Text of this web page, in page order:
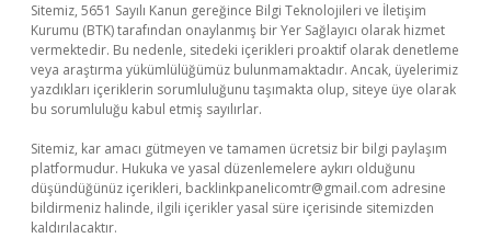
Sitemiz, 5651 Sayılı Kanun gereğince Bilgi Teknolojileri ve İletişim
Kurumu (BTK) tarafından onaylanmış bir Yer Sağlayıcı olarak hizmet
vermektedir. Bu nedenle, sitedeki içerikleri proaktif olarak denetleme
veya araştırma yükümlülüğümüz bulunmamaktadır. Ancak, üyelerimiz
yazdıkları içeriklerin sorumluluğunu taşımakta olup, siteye üye olarak
bu sorumluluğu kabul etmiş sayılırlar.
Sitemiz, kar amacı gütmeyen ve tamamen ücretsiz bir bilgi paylaşım
platformudur. Hukuka ve yasal düzenlemelere aykırı olduğunu
düşündüğünüz içerikleri, backlinkpanelicomtr@gmail.com adresine
bildirmeniz halinde, ilgili içerikler yasal süre içerisinde sitemizden
kaldırılacaktır.